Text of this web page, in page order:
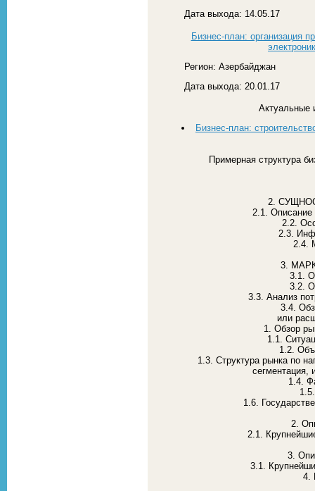
Дата выхода: 14.05.17
Бизнес-план: организация
Регион: Азербайджан
Дата выхода: 20.01.17
Актуальные
Бизнес-план:
Примерная структура
2.
2.1. Описание
2.2.
2.3.
2.4.
3.
3.1.
3.2.
3.3. Анализ
3.4.
или
1. Обзор
1.1.
1.2.
1.3. Структура рынка по
1.4.
1.6.
2.
2.1.
3.
3.1.
4.